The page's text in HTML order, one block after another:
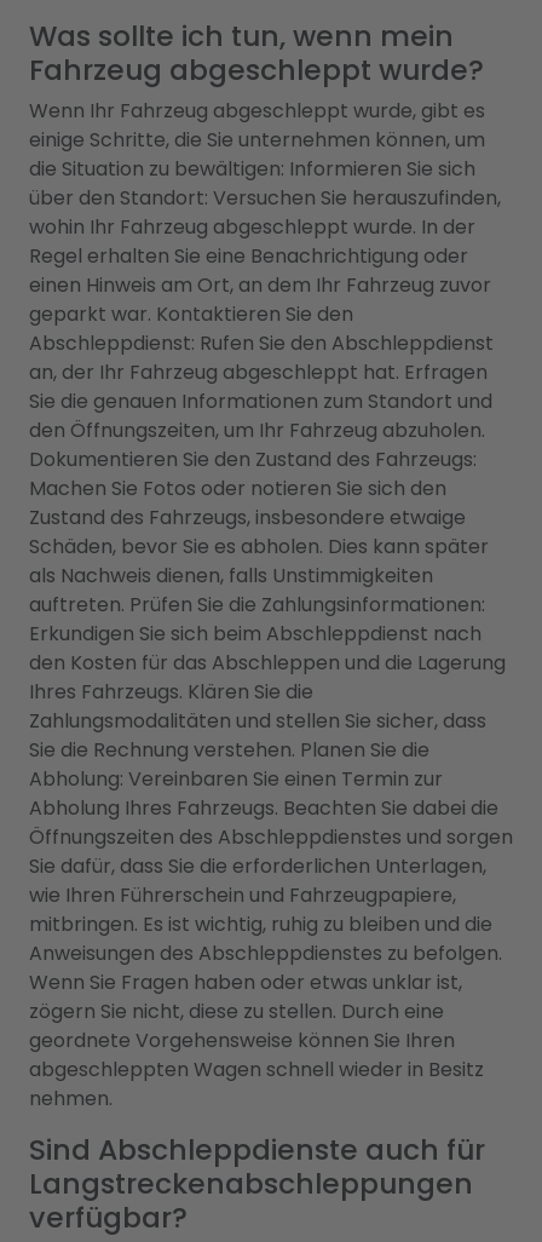
Was sollte ich tun, wenn mein
Fahrzeug abgeschleppt wurde?
Wenn Ihr Fahrzeug abgeschleppt wurde, gibt es
einige Schritte, die Sie unternehmen können, um
die Situation zu bewältigen: Informieren Sie sich
über den Standort: Versuchen Sie herauszufinden,
wohin Ihr Fahrzeug abgeschleppt wurde. In der
Regel erhalten Sie eine Benachrichtigung oder
einen Hinweis am Ort, an dem Ihr Fahrzeug zuvor
geparkt war. Kontaktieren Sie den
Abschleppdienst: Rufen Sie den Abschleppdienst
an, der Ihr Fahrzeug abgeschleppt hat. Erfragen
Sie die genauen Informationen zum Standort und
den Öffnungszeiten, um Ihr Fahrzeug abzuholen.
Dokumentieren Sie den Zustand des Fahrzeugs:
Machen Sie Fotos oder notieren Sie sich den
Zustand des Fahrzeugs, insbesondere etwaige
Schäden, bevor Sie es abholen. Dies kann später
als Nachweis dienen, falls Unstimmigkeiten
auftreten. Prüfen Sie die Zahlungsinformationen:
Erkundigen Sie sich beim Abschleppdienst nach
den Kosten für das Abschleppen und die Lagerung
Ihres Fahrzeugs. Klären Sie die
Zahlungsmodalitäten und stellen Sie sicher, dass
Sie die Rechnung verstehen. Planen Sie die
Abholung: Vereinbaren Sie einen Termin zur
Abholung Ihres Fahrzeugs. Beachten Sie dabei die
Öffnungszeiten des Abschleppdienstes und sorgen
Sie dafür, dass Sie die erforderlichen Unterlagen,
wie Ihren Führerschein und Fahrzeugpapiere,
mitbringen. Es ist wichtig, ruhig zu bleiben und die
Anweisungen des Abschleppdienstes zu befolgen.
Wenn Sie Fragen haben oder etwas unklar ist,
zögern Sie nicht, diese zu stellen. Durch eine
geordnete Vorgehensweise können Sie Ihren
abgeschleppten Wagen schnell wieder in Besitz
nehmen.
Sind Abschleppdienste auch für
Langstreckenabschleppungen
verfügbar?